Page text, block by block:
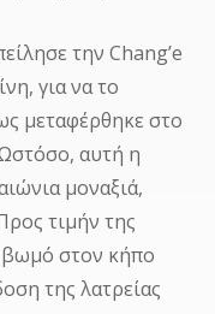
την Chang’e
για να το
μεταφέρθηκε στο
αυτή η
μοναξιά,
τιμήν της
βωμό στον κήπο
της λατρείας